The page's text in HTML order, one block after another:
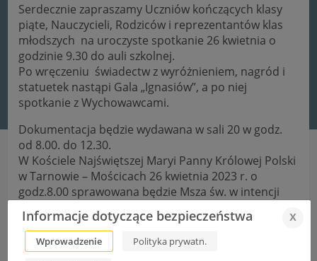
Serdecznie zapraszamy Uczniów kończących klasy
piąte, Nauczycieli, Rodziców i reprezentantów klas
młodszych na uroczyste spotkanie 26 kwietnia o
godzinie 9.30 do auli szkolnej.
Po wręczeniu świadectw z wyróżnieniem, nagród i
statuetek nastąpi Gala „Ignasiów”, a po niej
spotkanie z Wychowawcami.
Dokumentacja będzie wydawana w sali 20 w godz.
od 8.00. do 12.30.
W Kościele Najświętszej Maryi Panny Królowej Polski
w Tarnowie – Mościcach 26 kwietnia 2023 r. o
godz.8.00 sprawowana będzie Msza św. w intencji
tegorocznych Maturzystów Zespołu Szkół
Technicznych im. Ignacego Mościckiego.
Informacje dotyczące bezpieczeństwa x
Wprowadzenie Polityka prywatn.